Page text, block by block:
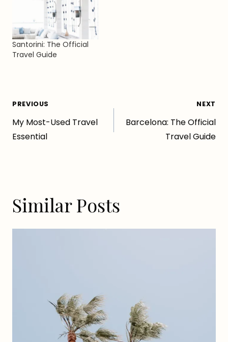
Santorini: The Official
Travel Guide
Post
navigation
PREVIOUS
My Most-Used Travel
Essential
NEXT
Barcelona: The Official
Travel Guide
Similar Posts